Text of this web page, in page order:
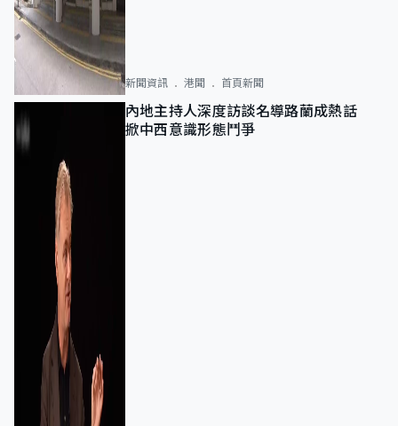
新聞資訊 港聞 首頁新聞
內地主持人深度訪談名導路蘭成熱話
掀中西意識形態鬥爭